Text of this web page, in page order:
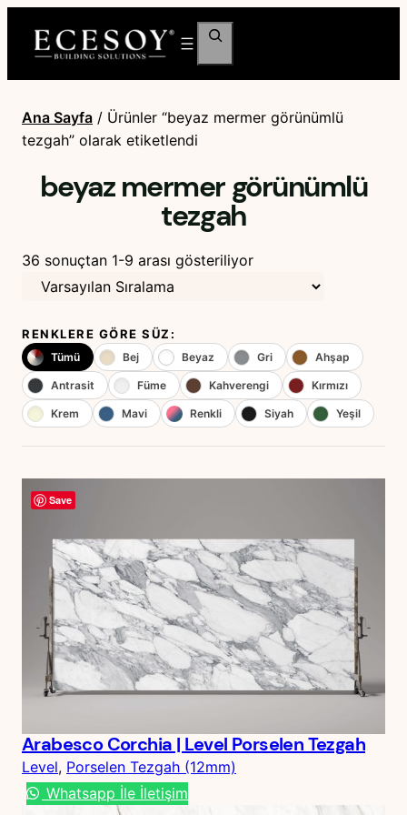
Ara
Ana Sayfa / Ürünler “beyaz mermer görünümlü
tezgah” olarak etiketlendi
beyaz mermer görünümlü
tezgah
36 sonuçtan 1-9 arası gösteriliyor
RENKLERE GÖRE SÜZ:
Tümü Bej Beyaz Gri Ahşap
Antrasit Füme Kahverengi Kırmızı
Krem Mavi Renkli Siyah Yeşil
Save
Arabesco Corchia | Level Porselen Tezgah
Level, Porselen Tezgah (12mm)
Whatsapp İle İletişim